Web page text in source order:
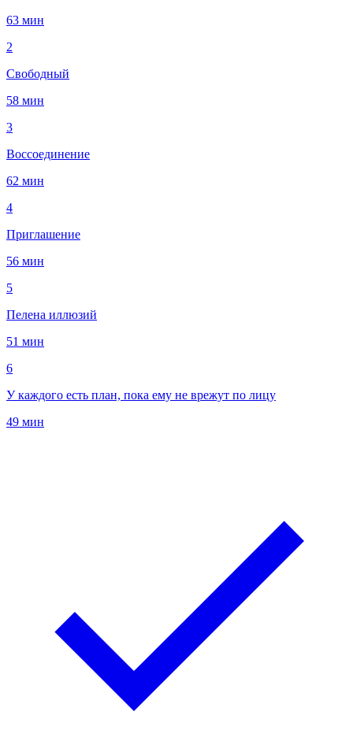
63 мин
2
Свободный
58 мин
3
Воссоединение
62 мин
4
Приглашение
56 мин
5
Пелена иллюзий
51 мин
6
У каждого есть план, пока ему не врежут по лицу
49 мин